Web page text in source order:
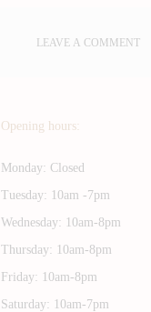
Opening hours:
Monday: Closed
Tuesday: 10am -7pm
Wednesday: 10am-8pm
Thursday: 10am-8pm
Friday: 10am-8pm
Saturday: 10am-7pm